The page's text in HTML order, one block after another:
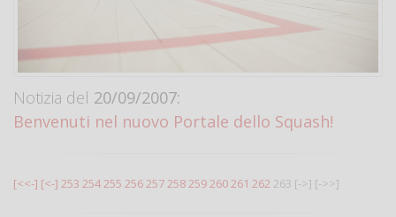
Notizia del 20/09/2007:
Benvenuti nel nuovo Portale dello Squash!
[<<-] [<-] 253 254 255 256 257 258 259 260 261 262 263 [->] [->>]